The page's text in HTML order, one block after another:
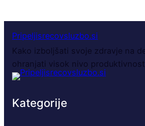
Pripeljisrecovsluzbo.si
Kako izboljšati svoje zdravje na
ohranjati visok nivo
Kategorije